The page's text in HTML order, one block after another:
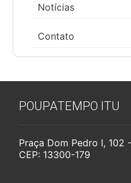
Notícias
Contato
POUPATEMPO ITU
Praça Dom Pedro I,
CEP: 13300-179